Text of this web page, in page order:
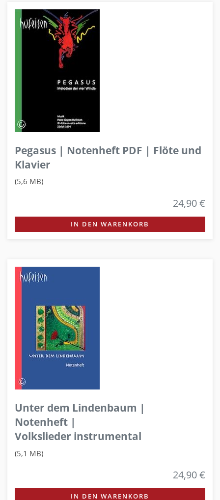
Pegasus | Notenheft PDF | Flöte und
Klavier
(5,6 MB)
24,90 €
IN DEN WARENKORB
Unter dem Lindenbaum |
Notenheft |
Volkslieder instrumental
(5,1 MB)
24,90 €
IN DEN WARENKORB